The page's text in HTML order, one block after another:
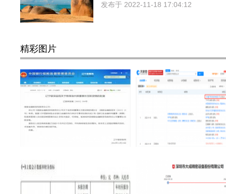
发布于 2022-11-18 17:04:12
精彩图片
徐州英出任锦银金租董事 抖音入股峥研软件 持股